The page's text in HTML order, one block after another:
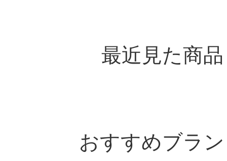
最近見た商品
おすすめブラ